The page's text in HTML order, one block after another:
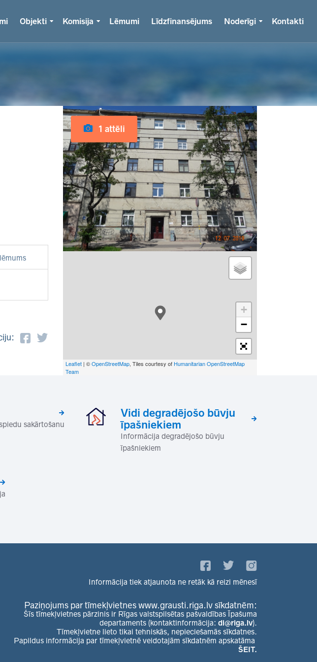
Objekti Komisija Lēmumi Līdzfinansējums Noderīgi Kontakti
1 attēli
+
−
Leaflet | ©OpenStreetMap, Tiles courtesy of Humanitarian OpenStreetMap
Team
sakārtošanu
Vidi degradējošo būvju
īpašniekiem
Informācija degradējošo būvju
īpašniekiem
Informācija tiek atjaunota ne retāk kā reizi mēnesī
Paziņojums par tīmekļvietnes www.grausti.riga.lv sīkdatnēm:
Šīs tīmekļvietnes pārzinis ir Rīgas valstspilsētas pašvaldības Īpašuma
departaments (kontaktinformācija: di@riga.lv).
Tīmekļvietne lieto tikai tehniskās, nepieciešamās sīkdatnes.
Papildus informācija par tīmekļvietnē veidotajām sīkdatnēm apskatāma
ŠEIT.